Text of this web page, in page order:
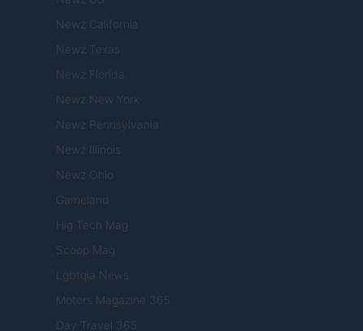
Newz California
Newz Texas
Newz Florida
Newz New York
Newz Pennsylvania
Newz Illinois
Newz Ohio
Gameland
Hig Tech Mag
Scoop Mag
Lgbtqia News
Motors Magazine 365
Day Travel 365